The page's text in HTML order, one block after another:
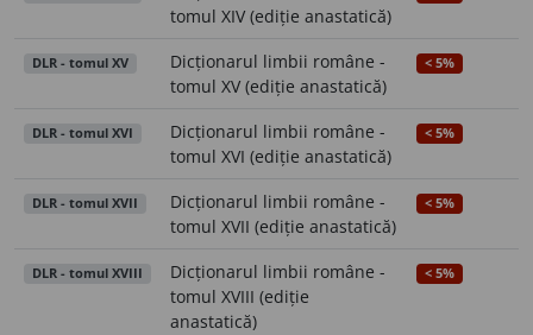
tomul XIV (ediție anastatică)
DLR - tomul XV
Dicționarul limbii române -
tomul XV (ediție anastatică)
< 5%
DLR - tomul XVI
Dicționarul limbii române -
tomul XVI (ediție anastatică)
< 5%
DLR - tomul XVII
Dicționarul limbii române -
tomul XVII (ediție anastatică)
< 5%
DLR - tomul XVIII
Dicționarul limbii române -
tomul XVIII (ediție
anastatică)
< 5%